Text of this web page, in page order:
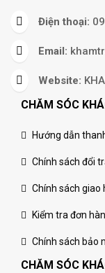
Điện thoại:
Email:
Website:
CHĂM SÓC
Hướng dẫn
Chính sách đổi
Chính sách giao
Kiểm tra đơn
Chính sách bảo
CHĂM SÓC